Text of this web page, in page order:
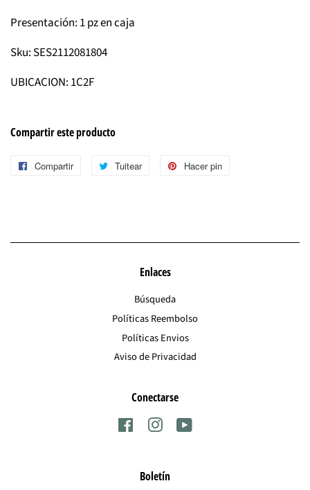
Presentación: 1 pz en caja
Sku: SES2112081804
UBICACION: 1C2F
Compartir este producto
Compartir
CompartirTuitear
Tuitear
Hacer pin
Enlaces
Búsqueda
Políticas Reembolso
Políticas Envios
Aviso de Privacidad
Conectarse
FacebookInstagram
Boletín